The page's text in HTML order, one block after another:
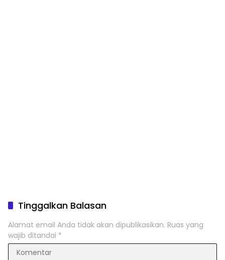
Tinggalkan Balasan
Alamat email Anda tidak akan dipublikasikan. Ruas yang
wajib ditandai *